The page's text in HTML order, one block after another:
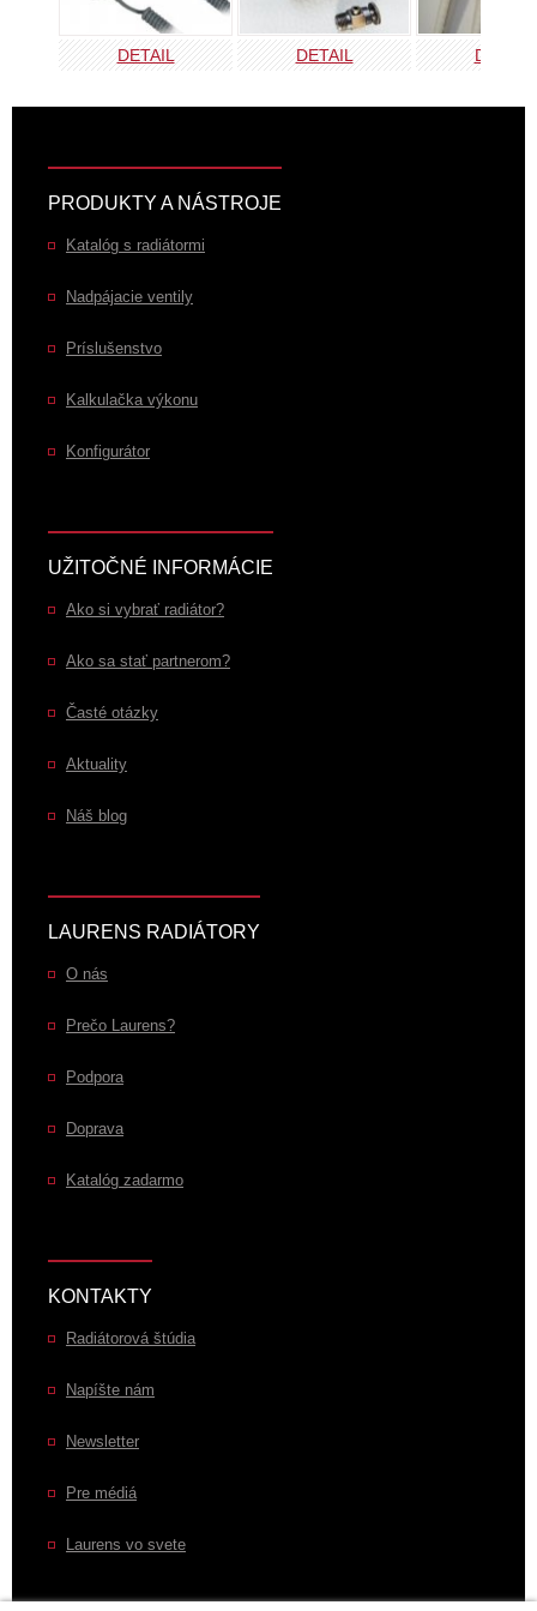
DETAIL DETAIL DETAIL
PRODUKTY A NÁSTROJE
Katalóg s radiátormi
Nadpájacie ventily
Príslušenstvo
Kalkulačka výkonu
Konfigurátor
UŽITOČNÉ INFORMÁCIE
Ako si vybrať radiátor?
Ako sa stať partnerom?
Časté otázky
Aktuality
Náš blog
LAURENS RADIÁTORY
O nás
Prečo Laurens?
Podpora
Doprava
Katalóg zadarmo
KONTAKTY
Radiátorová štúdia
Napíšte nám
Newsletter
Pre médiá
Laurens vo svete